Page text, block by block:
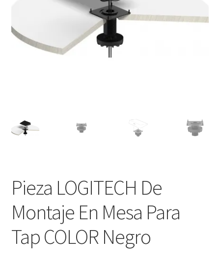
Ver mensajes del pedido
Tienda
Pieza LOGITECH De
Montaje En Mesa Para
Tap COLOR Negro